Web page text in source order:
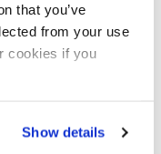
that you’ve
from your use
cookies if you
Show details
den innovativen
gelieferten
und nachhaltige